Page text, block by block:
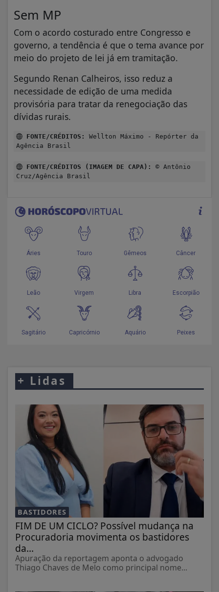
Sem MP
Com o acordo costurado entre Congresso e
governo, a tendência é que o tema avance por
meio do projeto de lei já em tramitação.
Segundo Renan Calheiros, isso reduz a
necessidade de edição de uma medida
provisória para tratar da renegociação das
dívidas rurais.
FONTE/CRÉDITOS:
Wellton Máximo - Repórter da
Agência Brasil
FONTE/CRÉDITOS (IMAGEM DE CAPA):
© Antônio
Cruz/Agência Brasil
+ Lidas
BASTIDORES
FIM DE UM CICLO? Possível mudança na
Procuradoria movimenta os bastidores
da...
Apuração da reportagem aponta o advogado
Thiago Chaves de Melo como principal nome...